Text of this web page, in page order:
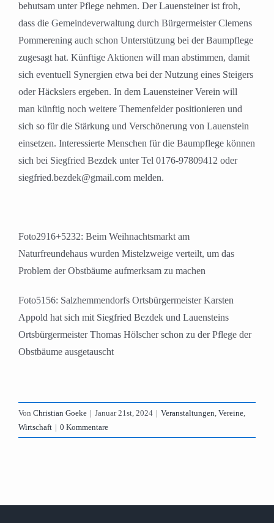
behutsam unter Pflege nehmen. Der Lauensteiner ist froh,
dass die Gemeindeverwaltung durch Bürgermeister Clemens
Pommerening auch schon Unterstützung bei der Baumpflege
zugesagt hat. Künftige Aktionen will man abstimmen, damit
sich eventuell Synergien etwa bei der Nutzung eines Steigers
oder Häckslers ergeben. In dem Lauensteiner Verein will
man künftig noch weitere Themenfelder positionieren und
sich so für die Stärkung und Verschönerung von Lauenstein
einsetzen. Interessierte Menschen für die Baumpflege können
sich bei Siegfried Bezdek unter Tel 0176-97809412 oder
siegfried.bezdek@gmail.com melden.
Foto2916+5232: Beim Weihnachtsmarkt am
Naturfreundehaus wurden Mistelzweige verteilt, um das
Problem der Obstbäume aufmerksam zu machen
Foto5156: Salzhemmendorfs Ortsbürgermeister Karsten
Appold hat sich mit Siegfried Bezdek und Lauensteins
Ortsbürgermeister Thomas Hölscher schon zu der Pflege der
Obstbäume ausgetauscht
Von Christian Goeke | Januar 21st, 2024 | Veranstaltungen, Vereine,
Wirtschaft | 0 Kommentare